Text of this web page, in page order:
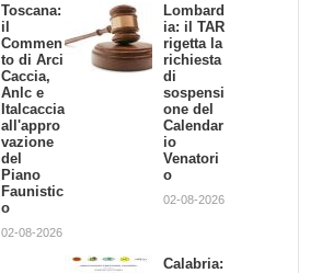
Toscana:
il
Commen
to di Arci
Caccia,
Anlc e
Italcaccia
all'appro
vazione
del
Piano
Faunistic
o
02-08-2026
Lombard
ia: il TAR
rigetta la
richiesta
di
sospensi
one del
Calendar
io
Venatori
o
02-08-2026
Calabria:
INCENDI
O IN UN
CAPANN
O.
MUOION
O 5 CANI
DA
CACCIA
25-07-2016
Muore
per
evitare
un
branco
di
cinghiali
12-08-2019
Provincia di Torino: chi